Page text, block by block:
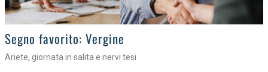
>
Segno favorito: Vergine
Ariete, giornata in salita e nervi tesi